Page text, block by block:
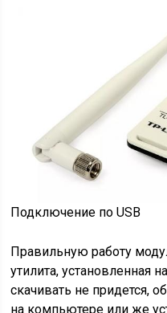
Подключение по USB
Правильную работу
утилита, установленная
скачивать не придется,
на компьютере или же